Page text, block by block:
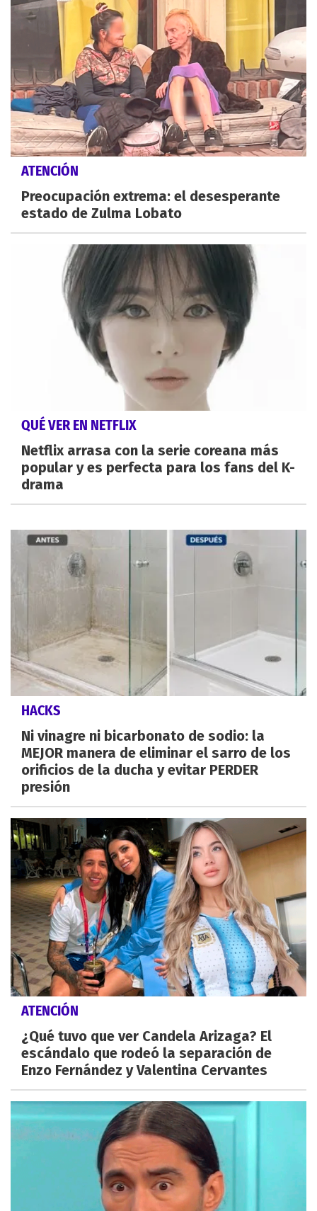
ATENCIÓN
Preocupación extrema: el desesperante
estado de Zulma Lobato
QUÉ VER EN NETFLIX
Netflix arrasa con la serie coreana más
popular y es perfecta para los fans del K-
drama
HACKS
Ni vinagre ni bicarbonato de sodio: la
MEJOR manera de eliminar el sarro de los
orificios de la ducha y evitar PERDER
presión
ATENCIÓN
¿Qué tuvo que ver Candela Arizaga? El
escándalo que rodeó la separación de
Enzo Fernández y Valentina Cervantes